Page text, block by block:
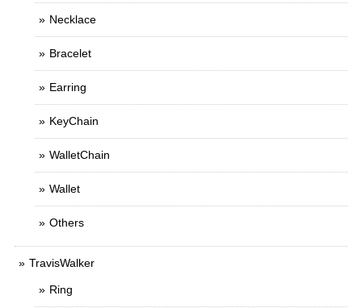
Necklace
Bracelet
Earring
KeyChain
WalletChain
Wallet
Others
TravisWalker
Ring